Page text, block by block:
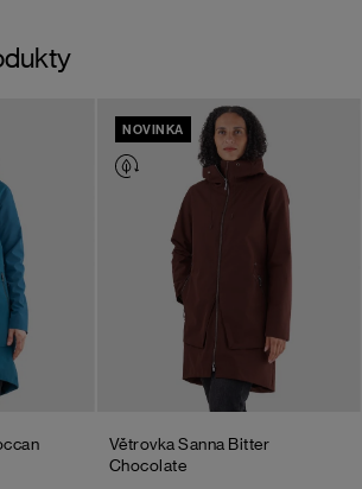
NOVINKA
Větrovka Sanna Bitter
Chocolate